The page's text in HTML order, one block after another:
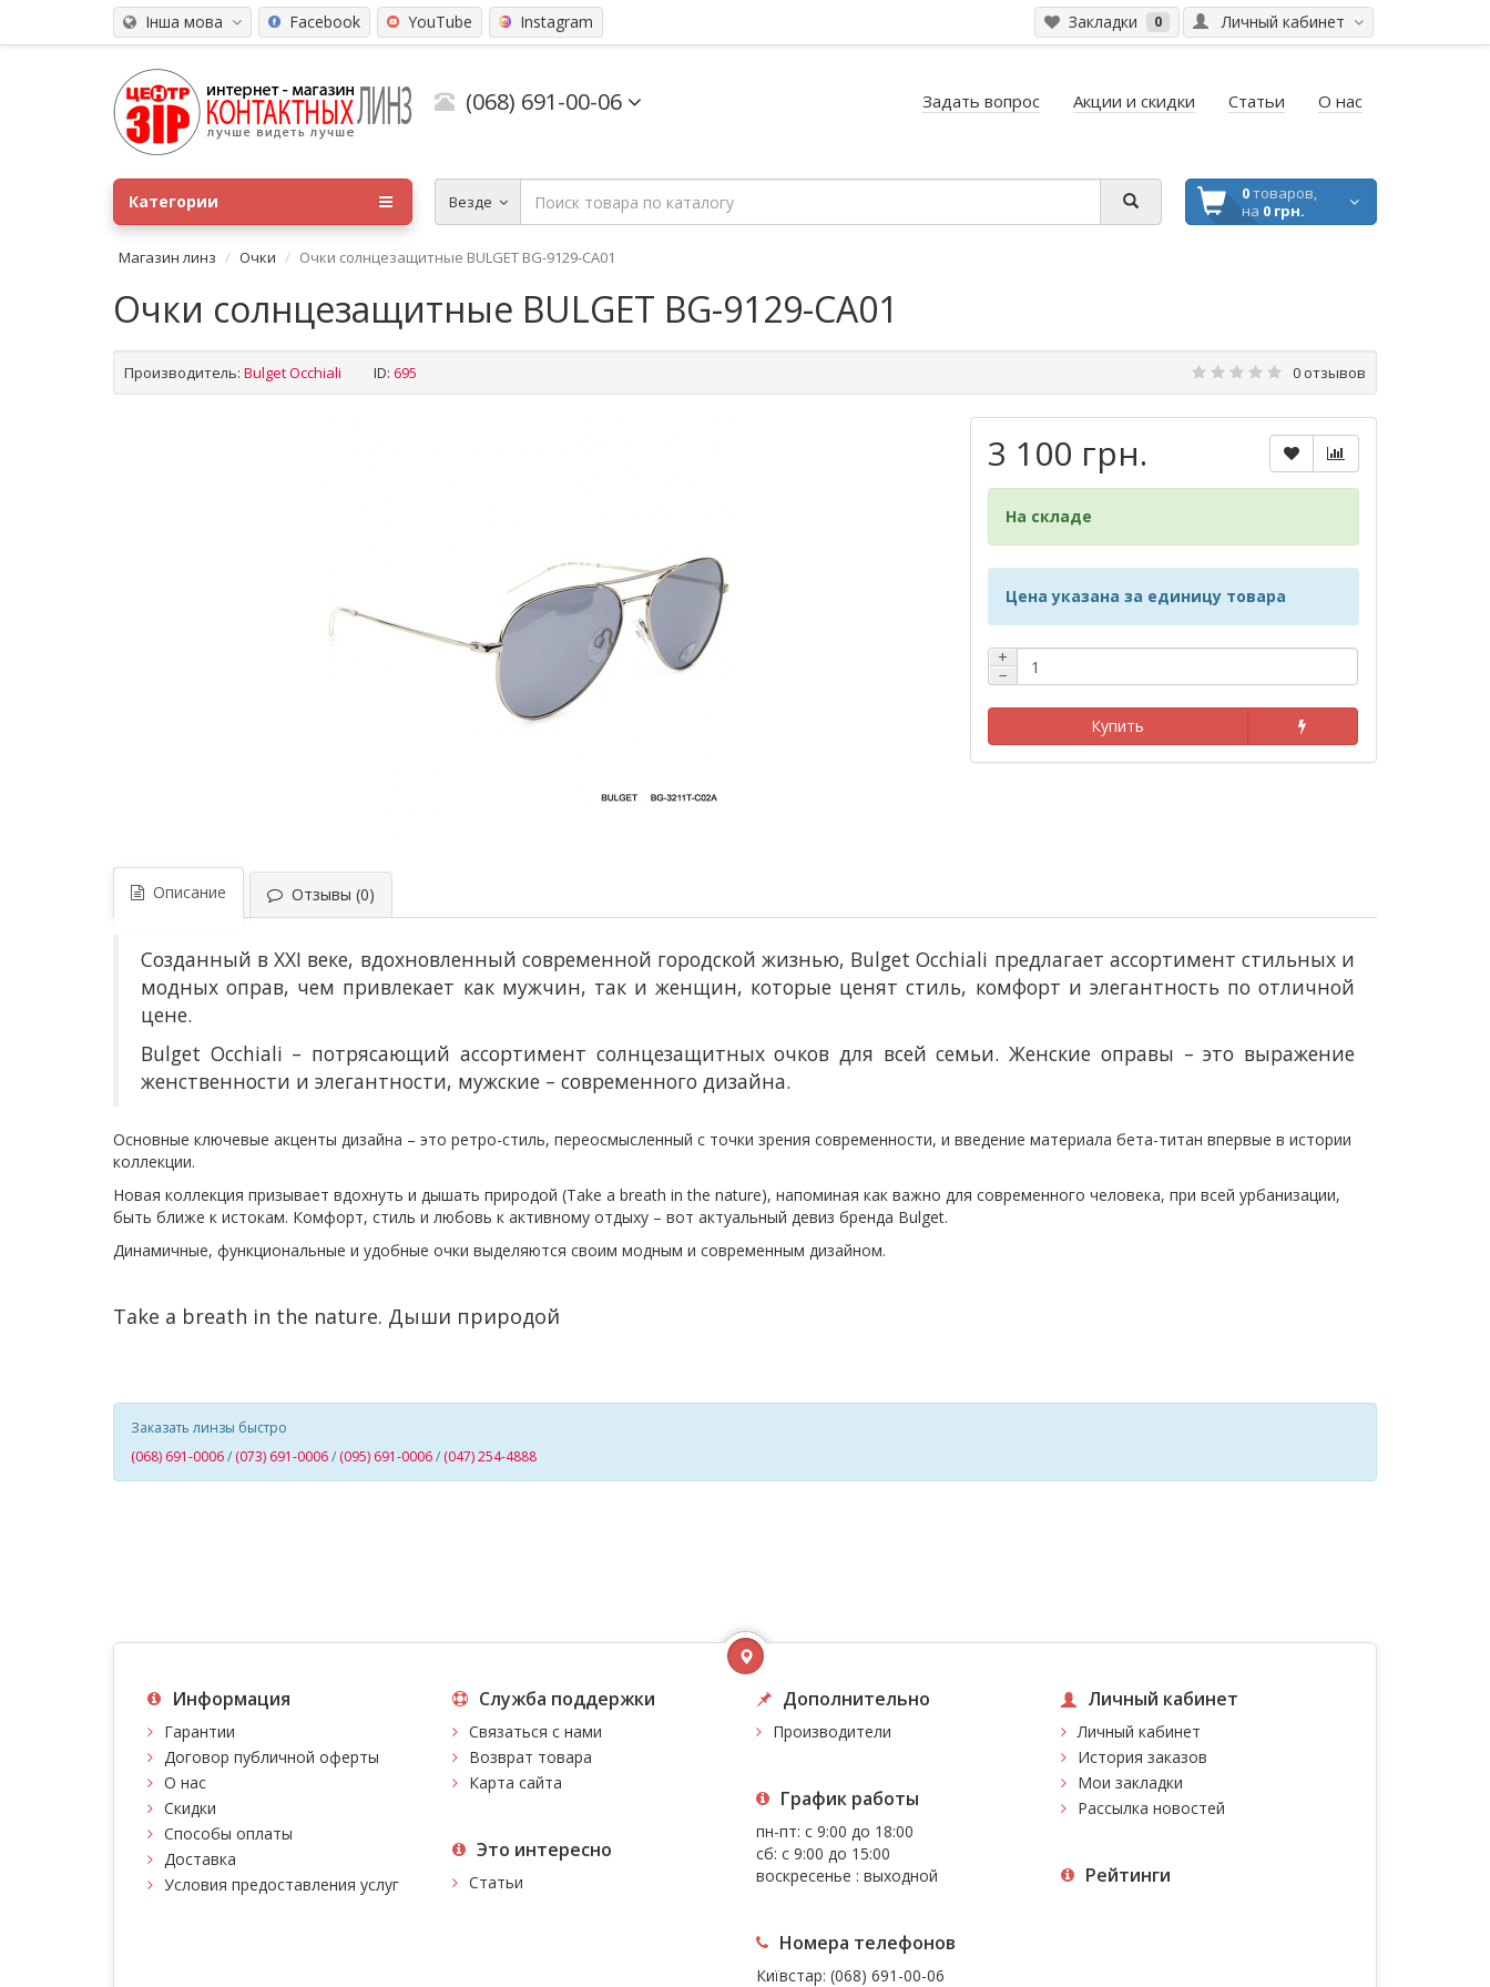
Інша мова Личный кабинет
Закладки 0
Facebook YouTube Instagram
(068) 691-00-06 Задать вопрос Акции и скидки Статьи О нас
Везде 0товаров,
на 0 грн.
Категории
Магазин линз Очки Очки солнцезащитные BULGET BG-9129-СA01
Очки солнцезащитные BULGET BG-9129-СA01
Производитель: Bulget Occhiali ID: 695 0 отзывов
3 100 грн.
На складе
Цена указана за единицу товара
+
−
Купить
Описание Отзывы (0)
Созданный в XXI веке, вдохновленный современной городской жизнью, Bulget Occhiali предлагает ассортимент стильных и
модных оправ, чем привлекает как мужчин, так и женщин, которые ценят стиль, комфорт и элегантность по отличной
цене.
Bulget Occhiali – потрясающий ассортимент солнцезащитных очков для всей семьи. Женские оправы – это выражение
женственности и элегантности, мужские – современного дизайна.
Основные ключевые акценты дизайна – это ретро-стиль, переосмысленный с точки зрения современности, и введение материала бета-титан впервые в истории
коллекции.
Новая коллекция призывает вдохнуть и дышать природой (Take a breath in the nature), напоминая как важно для современного человека, при всей урбанизации,
быть ближе к истокам. Комфорт, стиль и любовь к активному отдыху – вот актуальный девиз бренда Bulget.
Динамичные, функциональные и удобные очки выделяются своим модным и современным дизайном.
Take a breath in the nature. Дыши природой
Заказать линзы быстро
(068) 691-0006/ (073) 691-0006/ (095) 691-0006/ (047) 254-4888
Информация
Гарантии
Договор публичной оферты
О нас
Скидки
Способы оплаты
Доставка
Условия предоставления услуг
Служба поддержки
Связаться с нами
Возврат товара
Карта сайта
Это интересно
Статьи
Дополнительно
Производители
График работы
пн-пт: с 9:00 до 18:00
сб: с 9:00 до 15:00
воскресенье : выходной
Номера телефонов
Київстар: (068) 691-00-06
Личный кабинет
Личный кабинет
История заказов
Мои закладки
Рассылка новостей
Рейтинги